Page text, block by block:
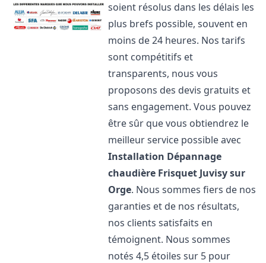
soient résolus dans les délais les
plus brefs possible, souvent en
moins de 24 heures. Nos tarifs
sont compétitifs et
transparents, nous vous
proposons des devis gratuits et
sans engagement. Vous pouvez
être sûr que vous obtiendrez le
meilleur service possible avec
Installation Dépannage
chaudière Frisquet Juvisy sur
Orge. Nous sommes fiers de nos
garanties et de nos résultats,
nos clients satisfaits en
témoignent. Nous sommes
notés 4,5 étoiles sur 5 pour